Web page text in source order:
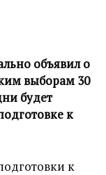
объявил о
выборам 30
будет
к
к